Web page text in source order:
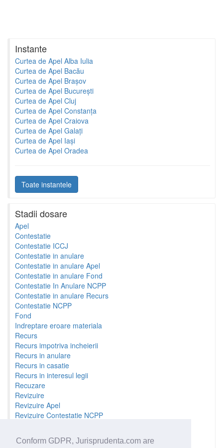
Conform GDPR, Jurisprudenta.com are
Instante
Curtea de Apel Alba Iulia
Curtea de Apel Bacău
Curtea de Apel Brașov
Curtea de Apel București
Curtea de Apel Cluj
Curtea de Apel Constanța
Curtea de Apel Craiova
Curtea de Apel Galați
Curtea de Apel Iași
Curtea de Apel Oradea
Toate instantele
Stadii dosare
Apel
Contestatie
Contestatie ICCJ
Contestatie in anulare
Contestatie in anulare Apel
Contestatie in anulare Fond
Contestatie In Anulare NCPP
Contestatie in anulare Recurs
Contestatie NCPP
Fond
Indreptare eroare materiala
Recurs
Recurs impotriva incheierii
Recurs in anulare
Recurs in casatie
Recurs in interesul legii
Recuzare
Revizuire
Revizuire Apel
Revizuire Contestatie NCPP
Sesizare prealabila